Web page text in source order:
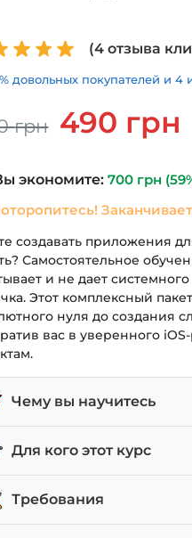
(4 отзыва
довольных покупателей и
грн
цена
1,190 грн.
490 грн
экономите:700 грн
создавать приложения
Самостоятельное
и не дает
Этот комплексный
нуля до создания
вас в уверенного
Чему вы научитесь
Разрабатывать
Работать с ключевыми
Для кого этот курс
Новички, желающие стать
Требования